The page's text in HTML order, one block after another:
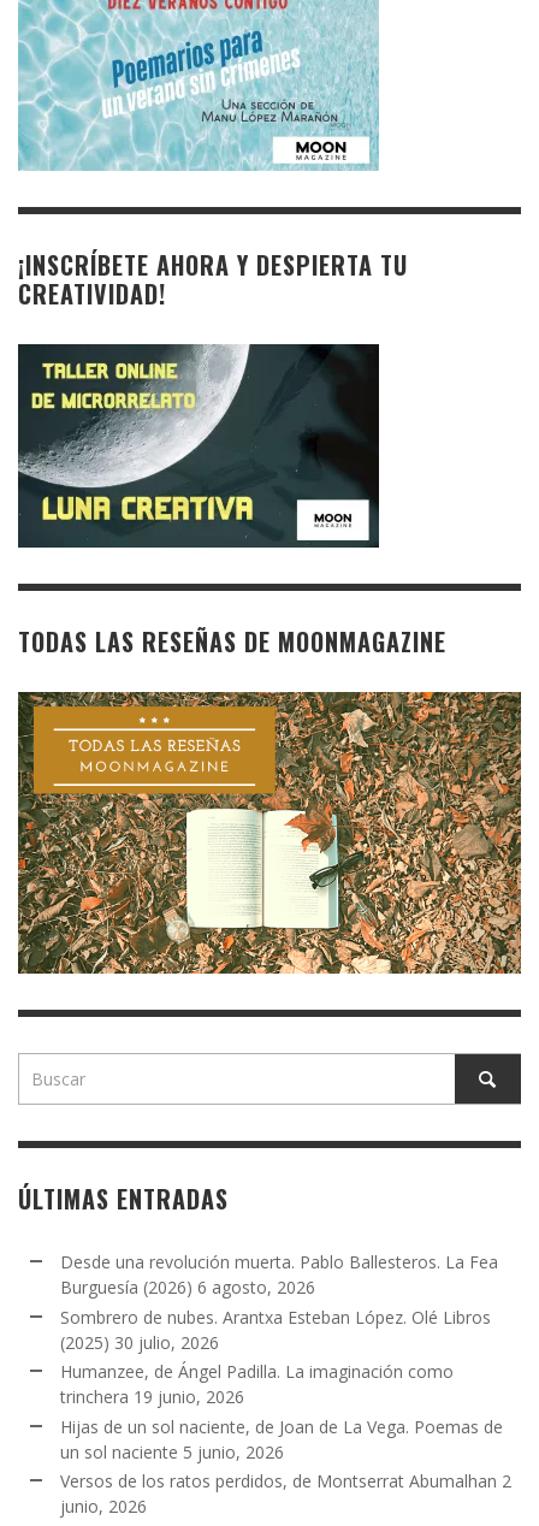
¡INSCRÍBETE AHORA Y DESPIERTA TU
CREATIVIDAD!
TODAS LAS RESEÑAS DE MOONMAGAZINE
ÚLTIMAS ENTRADAS
Desde una revolución muerta. Pablo Ballesteros. La Fea
Burguesía (2026) 6 agosto, 2026
Sombrero de nubes. Arantxa Esteban López. Olé Libros
(2025) 30 julio, 2026
Humanzee, de Ángel Padilla. La imaginación como
trinchera 19 junio, 2026
Hijas de un sol naciente, de Joan de La Vega. Poemas de
un sol naciente 5 junio, 2026
Versos de los ratos perdidos, de Montserrat Abumalhan 2
junio, 2026